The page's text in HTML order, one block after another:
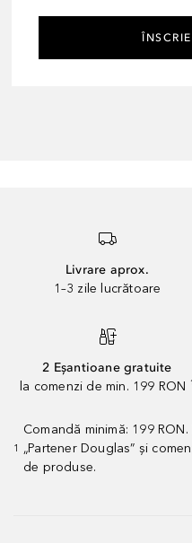
Livrare aprox.
1–3 zile lucrătoare
2 Eșantioane gratuite
la comenzi de min. 199 RON ¹
1
Comandă minimă: 199
„Partener Douglas” și
de produse.